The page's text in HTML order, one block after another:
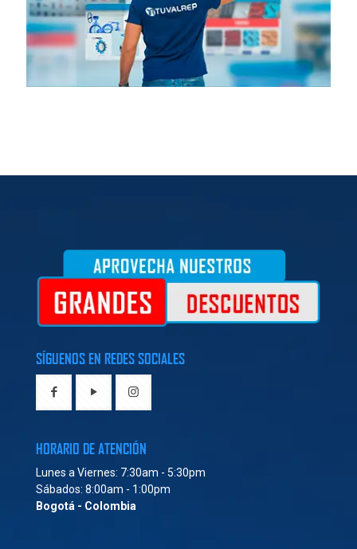
SÍGUENOS EN REDES SOCIALES
HORARIO DE ATENCIÓN
Lunes a Viernes: 7:30am - 5:30pm
Sábados: 8:00am - 1:00pm
Bogotá - Colombia